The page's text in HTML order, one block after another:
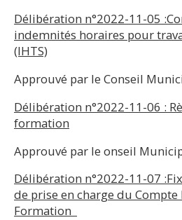
Délibération n°2022-11-05 :
indemnités horaires pour
(IHTS)
Approuvé par le Conseil
Délibération n°2022-11-06 :
formation
Approuvé par le onseil
Délibération n°2022-11-07 :
de prise en charge du Compte
Formation